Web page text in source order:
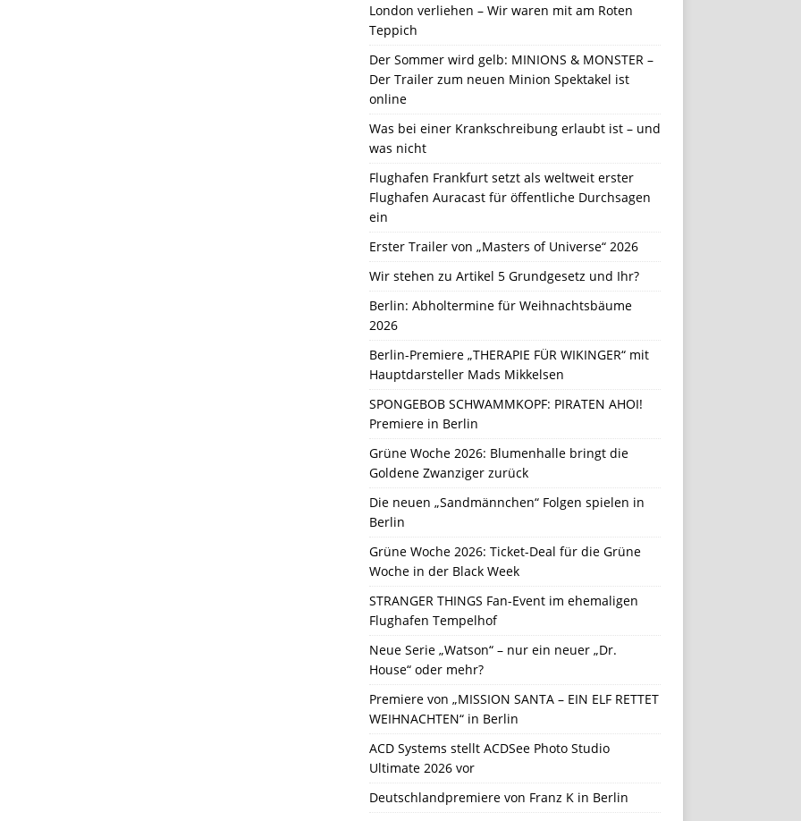
London verliehen – Wir waren mit am Roten
Teppich
Der Sommer wird gelb: MINIONS & MONSTER –
Der Trailer zum neuen Minion Spektakel ist
online
Was bei einer Krankschreibung erlaubt ist – und
was nicht
Flughafen Frankfurt setzt als weltweit erster
Flughafen Auracast für öffentliche Durchsagen
ein
Erster Trailer von „Masters of Universe“ 2026
Wir stehen zu Artikel 5 Grundgesetz und Ihr?
Berlin: Abholtermine für Weihnachtsbäume
2026
Berlin-Premiere „THERAPIE FÜR WIKINGER“ mit
Hauptdarsteller Mads Mikkelsen
SPONGEBOB SCHWAMMKOPF: PIRATEN AHOI!
Premiere in Berlin
Grüne Woche 2026: Blumenhalle bringt die
Goldene Zwanziger zurück
Die neuen „Sandmännchen“ Folgen spielen in
Berlin
Grüne Woche 2026: Ticket-Deal für die Grüne
Woche in der Black Week
STRANGER THINGS Fan-Event im ehemaligen
Flughafen Tempelhof
Neue Serie „Watson“ – nur ein neuer „Dr.
House“ oder mehr?
Premiere von „MISSION SANTA – EIN ELF RETTET
WEIHNACHTEN“ in Berlin
ACD Systems stellt ACDSee Photo Studio
Ultimate 2026 vor
Deutschlandpremiere von Franz K in Berlin